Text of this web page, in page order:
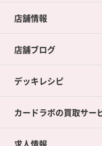
店舗情報
店舗ブログ
デッキレシピ
カードラボの買取サー
求人情報